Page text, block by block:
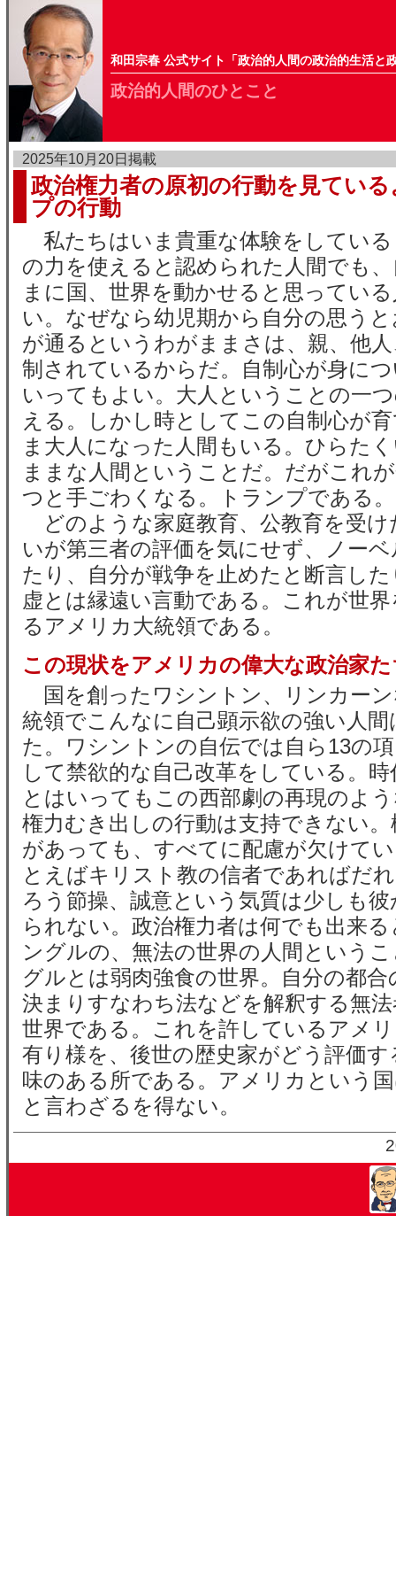
和田宗春 公式サイト「政治的人間の政治的生活と
政治的人間のひとこと
2025年10月20日掲載
政治権力者の原初の行動を見てい
プの行動
私たちはいま貴重な体験をしてい
の力を使えると認められた人間でも
まに国、世界を動かせると思ってい
い。なぜなら幼児期から自分の思う
が通るというわがままさは、親、他
制されているからだ。自制心が身に
いってもよい。大人ということの一
える。しかし時としてこの自制心が
ま大人になった人間もいる。ひらた
ままな人間ということだ。だがこれ
つと手ごわくなる。トランプである。
どのような家庭教育、公教育を受け
いが第三者の評価を気にせず、ノー
たり、自分が戦争を止めたと断言し
虚とは縁遠い言動である。これが世
るアメリカ大統領である。
この現状をアメリカの偉大な政治家
国を創ったワシントン、リンカー
統領でこんなに自己顕示欲の強い人
た。ワシントンの自伝では自ら13の
して禁欲的な自己改革をしている。
とはいってもこの西部劇の再現のよ
権力むき出しの行動は支持できない
があっても、すべてに配慮が欠けて
とえばキリスト教の信者であればだ
ろう節操、誠意という気質は少しも
られない。政治権力者は何でも出来
ングルの、無法の世界の人間という
グルとは弱肉強食の世界。自分の都
決まりすなわち法などを解釈する無
世界である。これを許しているアメ
有り様を、後世の歴史家がどう評価
味のある所である。アメリカという
と言わざるを得ない。